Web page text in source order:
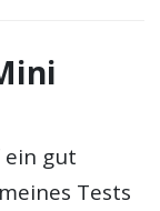
ein gut
Tests